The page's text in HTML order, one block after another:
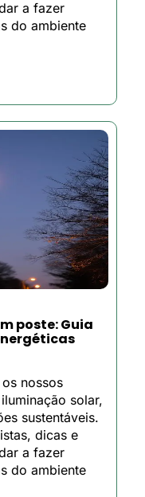
a fazer
do ambiente
poste: Guia
nossos
solar,
sustentáveis.
dicas e
a fazer
do ambiente